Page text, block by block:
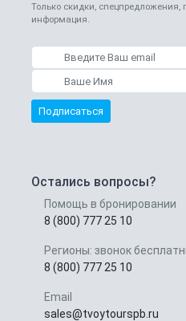
Только скидки, спецпредложения,
информация.
Подписаться
Остались вопросы?
Помощь в бронировании
8 (800) 777 25 10
Регионы: звонок
8 (800) 777 25 10
Email
sales@tvoytourspb.ru